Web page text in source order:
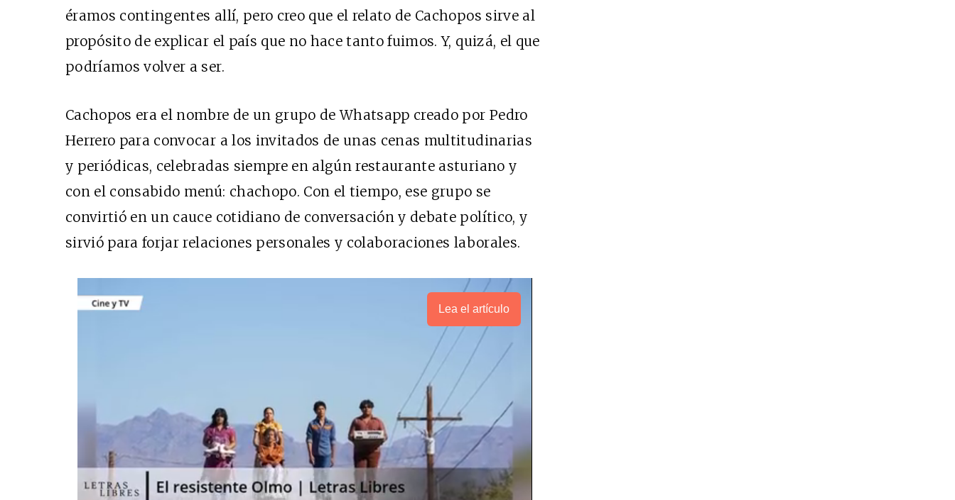
éramos contingentes allí, pero creo que el relato de Cachopos sirve al
propósito de explicar el país que no hace tanto fuimos. Y, quizá, el que
podríamos volver a ser.
Cachopos era el nombre de un grupo de Whatsapp creado por Pedro
Herrero para convocar a los invitados de unas cenas multitudinarias
y periódicas, celebradas siempre en algún restaurante asturiano y
con el consabido menú: chachopo. Con el tiempo, ese grupo se
convirtió en un cauce cotidiano de conversación y debate político, y
sirvió para forjar relaciones personales y colaboraciones laborales.
Lea el artículo